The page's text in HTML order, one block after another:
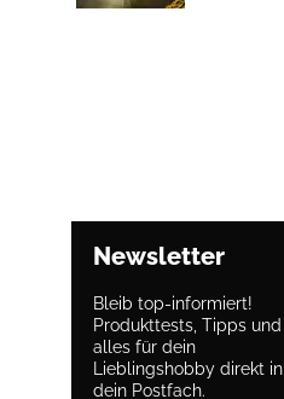
Newsletter
Bleib top-informiert!
Produkttests, Tipps und
alles für dein
Lieblingshobby direkt in
dein Postfach.